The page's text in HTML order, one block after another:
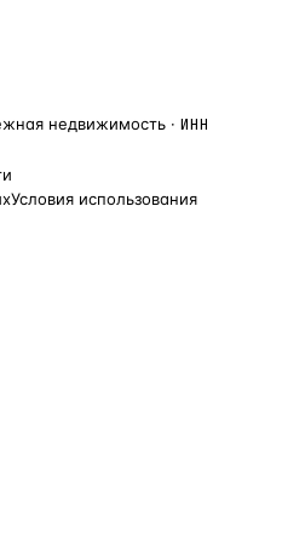
недвижимость · ИНН
Условия использования